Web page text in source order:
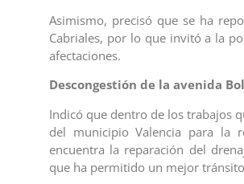
Asimismo, precisó que se ha
Cabriales, por lo que invitó a la
afectaciones.
Descongestión de la avenida
Indicó que dentro de los trabajos
del municipio Valencia para la
encuentra la reparación del
que ha permitido un mejor